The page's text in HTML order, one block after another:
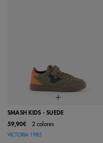
SMASH KIDS - SUEDE
59,90€
2 colores
VICTORIA 1985